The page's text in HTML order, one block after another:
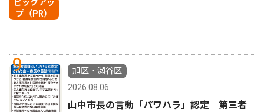
ピックアッ
プ（PR）
9
旭区・瀬谷区
2026.08.06
山中市長の言動「パワハラ」認定 第三者